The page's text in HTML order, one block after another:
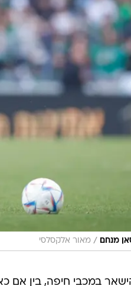
מנחם / מאור אלקסלסי
במכבי חיפה, בין אם